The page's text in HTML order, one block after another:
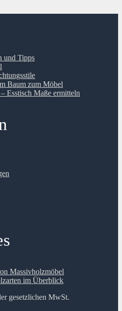
und Tipps
Baum zum Möbel
Esstisch Maße ermitteln
Massivholzmöbel
im Überblick
gesetzlichen MwSt.